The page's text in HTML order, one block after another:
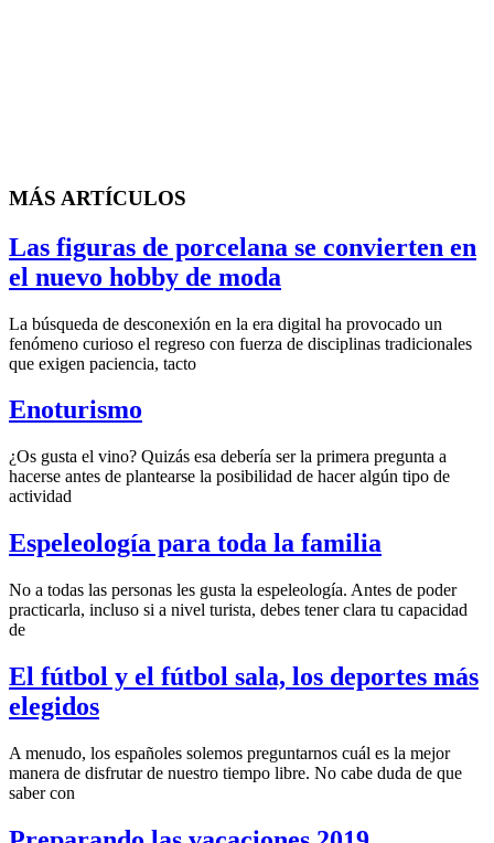
MÁS ARTÍCULOS
Las figuras de porcelana se convierten en
el nuevo hobby de moda
La búsqueda de desconexión en la era digital ha provocado un
fenómeno curioso el regreso con fuerza de disciplinas tradicionales
que exigen paciencia, tacto
Enoturismo
¿Os gusta el vino? Quizás esa debería ser la primera pregunta a
hacerse antes de plantearse la posibilidad de hacer algún tipo de
actividad
Espeleología para toda la familia
No a todas las personas les gusta la espeleología. Antes de poder
practicarla, incluso si a nivel turista, debes tener clara tu capacidad
de
El fútbol y el fútbol sala, los deportes más
elegidos
A menudo, los españoles solemos preguntarnos cuál es la mejor
manera de disfrutar de nuestro tiempo libre. No cabe duda de que
saber con